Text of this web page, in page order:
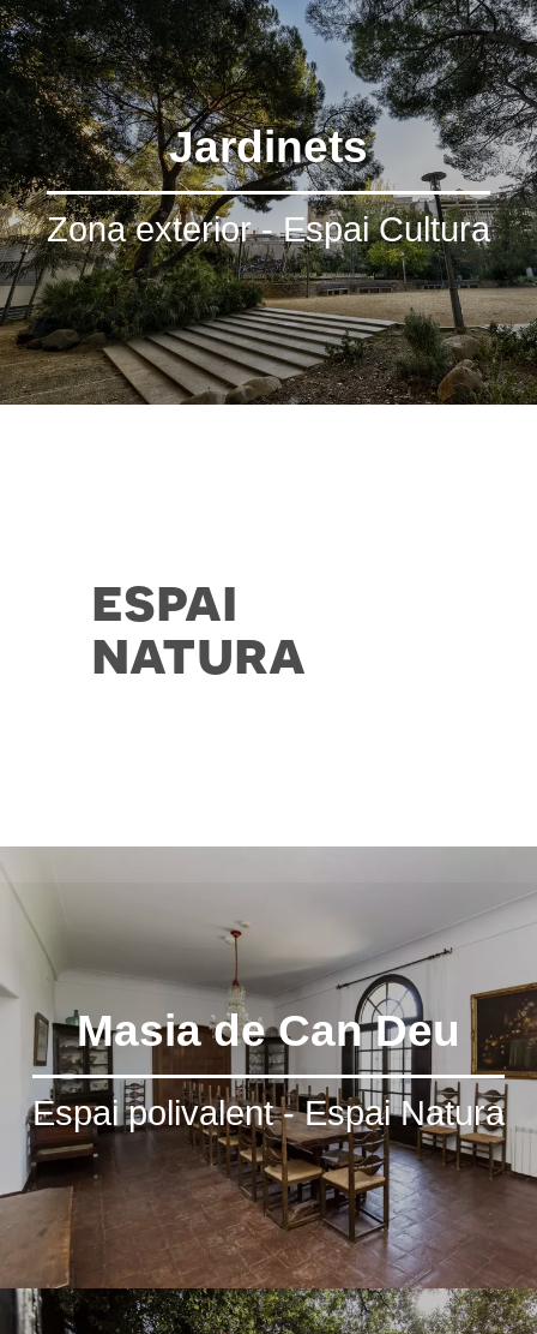
Jardinets
Zona exterior - Espai Cultura
espai
natura
Masia de Can Deu
Espai polivalent - Espai Natura